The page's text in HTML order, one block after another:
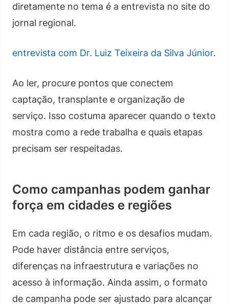
diretamente no tema é a entrevista no site do
jornal regional.
entrevista com Dr. Luiz Teixeira da Silva Júnior.
Ao ler, procure pontos que conectem
captação, transplante e organização de
serviço. Isso costuma aparecer quando o texto
mostra como a rede trabalha e quais etapas
precisam ser respeitadas.
Como campanhas podem ganhar
força em cidades e regiões
Em cada região, o ritmo e os desafios mudam.
Pode haver distância entre serviços,
diferenças na infraestrutura e variações no
acesso à informação. Ainda assim, o formato
de campanha pode ser ajustado para alcançar